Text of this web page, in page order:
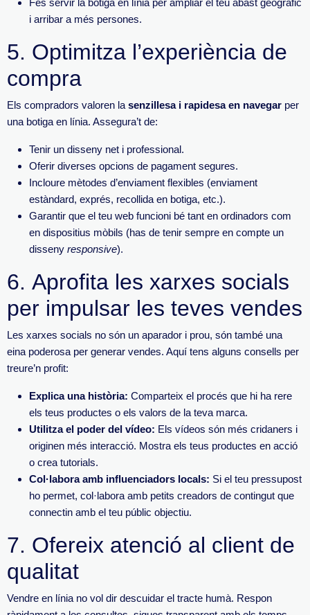
Fes servir la botiga en línia per ampliar el teu abast geogràfic
i arribar a més persones.
5. Optimitza l’experiència de
compra
Els compradors valoren la senzillesa i rapidesa en navegar per
una botiga en línia. Assegura’t de:
Tenir un disseny net i professional.
Oferir diverses opcions de pagament segures.
Incloure mètodes d’enviament flexibles (enviament
estàndard, exprés, recollida en botiga, etc.).
Garantir que el teu web funcioni bé tant en ordinadors com
en dispositius mòbils (has de tenir sempre en compte un
disseny responsive).
6. Aprofita les xarxes socials
per impulsar les teves vendes
Les xarxes socials no són un aparador i prou, són també una
eina poderosa per generar vendes. Aquí tens alguns consells per
treure’n profit:
Explica una història: Comparteix el procés que hi ha rere
els teus productes o els valors de la teva marca.
Utilitza el poder del vídeo: Els vídeos són més cridaners i
originen més interacció. Mostra els teus productes en acció
o crea tutorials.
Col·labora amb influenciadors locals: Si el teu pressupost
ho permet, col·labora amb petits creadors de contingut que
connectin amb el teu públic objectiu.
7. Ofereix atenció al client de
qualitat
Vendre en línia no vol dir descuidar el tracte humà. Respon